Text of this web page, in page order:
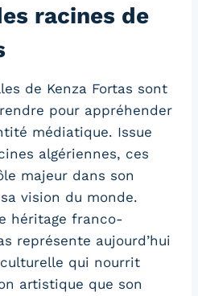
racines de
de Kenza Fortas sont
pour appréhender
médiatique. Issue
algériennes, ces
majeur dans son
vision du monde.
héritage franco-
représente aujourd’hui
qui nourrit
artistique que son